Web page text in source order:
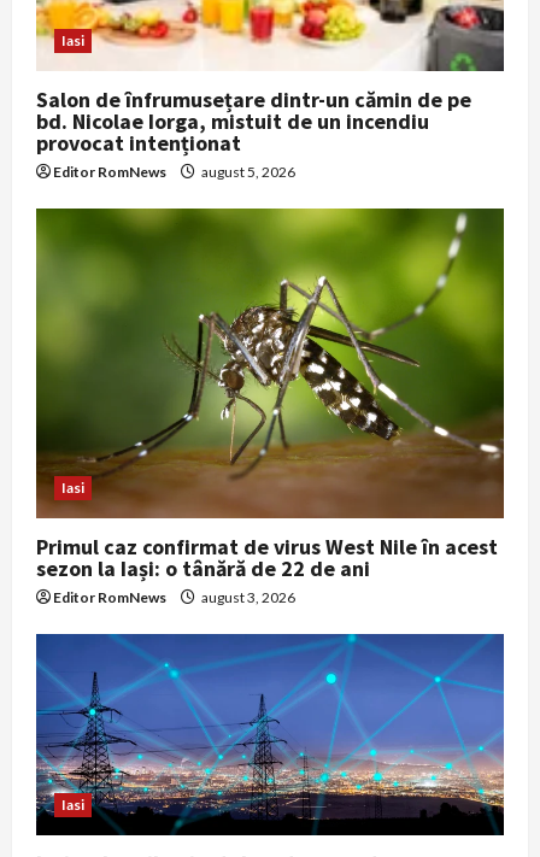
o
n Iasi
Salon de înfrumusețare dintr-un cămin de pe
bd. Nicolae Iorga, mistuit de un incendiu
provocat intenționat
Editor RomNews august 5, 2026
Iasi
Primul caz confirmat de virus West Nile în acest
sezon la Iași: o tânără de 22 de ani
Editor RomNews august 3, 2026
Iasi